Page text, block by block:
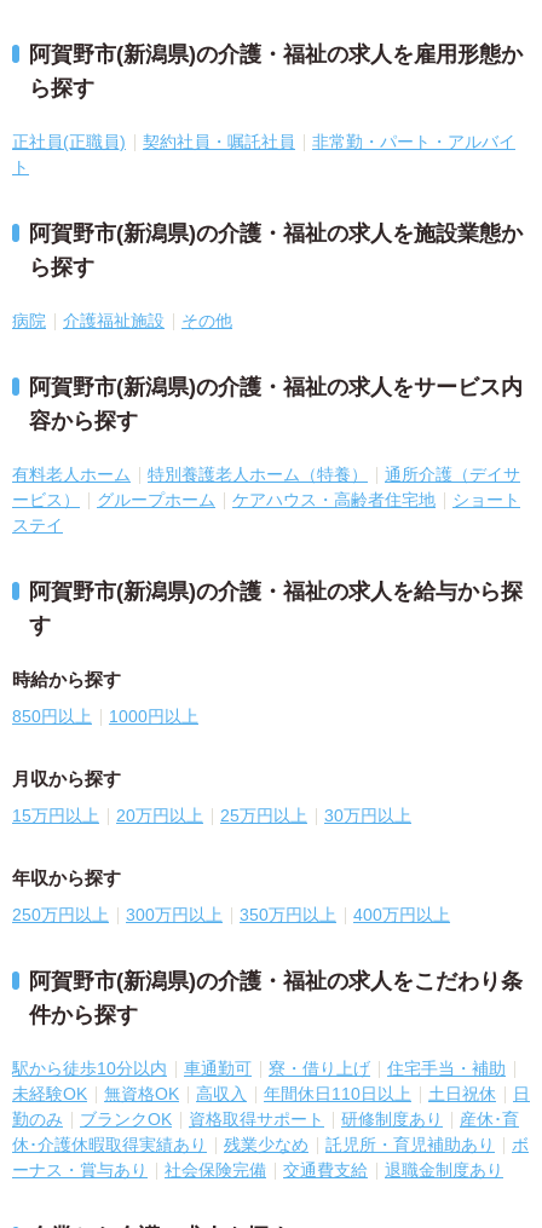
阿賀野市(新潟県)の介護・福祉の求人を雇用形態か
ら探す
正社員(正職員) 契約社員・嘱託社員
非常勤・パート・アルバイ
ト
阿賀野市(新潟県)の介護・福祉の求人を施設業態か
ら探す
病院 介護福祉施設 その他
阿賀野市(新潟県)の介護・福祉の求人をサービス内
容から探す
有料老人ホーム 特別養護老人ホーム（特養）
通所介護（デイサ
ービス）
グループホーム ケアハウス・高齢者住宅地
ショート
ステイ
阿賀野市(新潟県)の介護・福祉の求人を給与から探
す
時給から探す
850円以上 1000円以上
月収から探す
15万円以上 20万円以上 25万円以上 30万円以上
年収から探す
250万円以上 300万円以上 350万円以上 400万円以上
阿賀野市(新潟県)の介護・福祉の求人をこだわり条
件から探す
駅から徒歩10分以内 車通勤可 寮・借り上げ
住宅手当・補助
未経験OK
無資格OK 高収入 年間休日110日以上 土日祝休
日
勤のみ
ブランクOK 資格取得サポート 研修制度あり
産休･育
休･介護休暇取得実績あり
残業少なめ 託児所・育児補助あり
ボ
ーナス・賞与あり
社会保険完備 交通費支給 退職金制度あり